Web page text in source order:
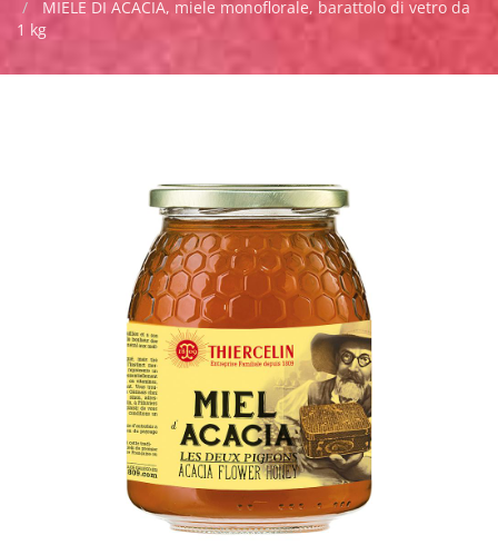
MIELE DI ACACIA, miele monoflorale, barattolo di vetro da
1 kg